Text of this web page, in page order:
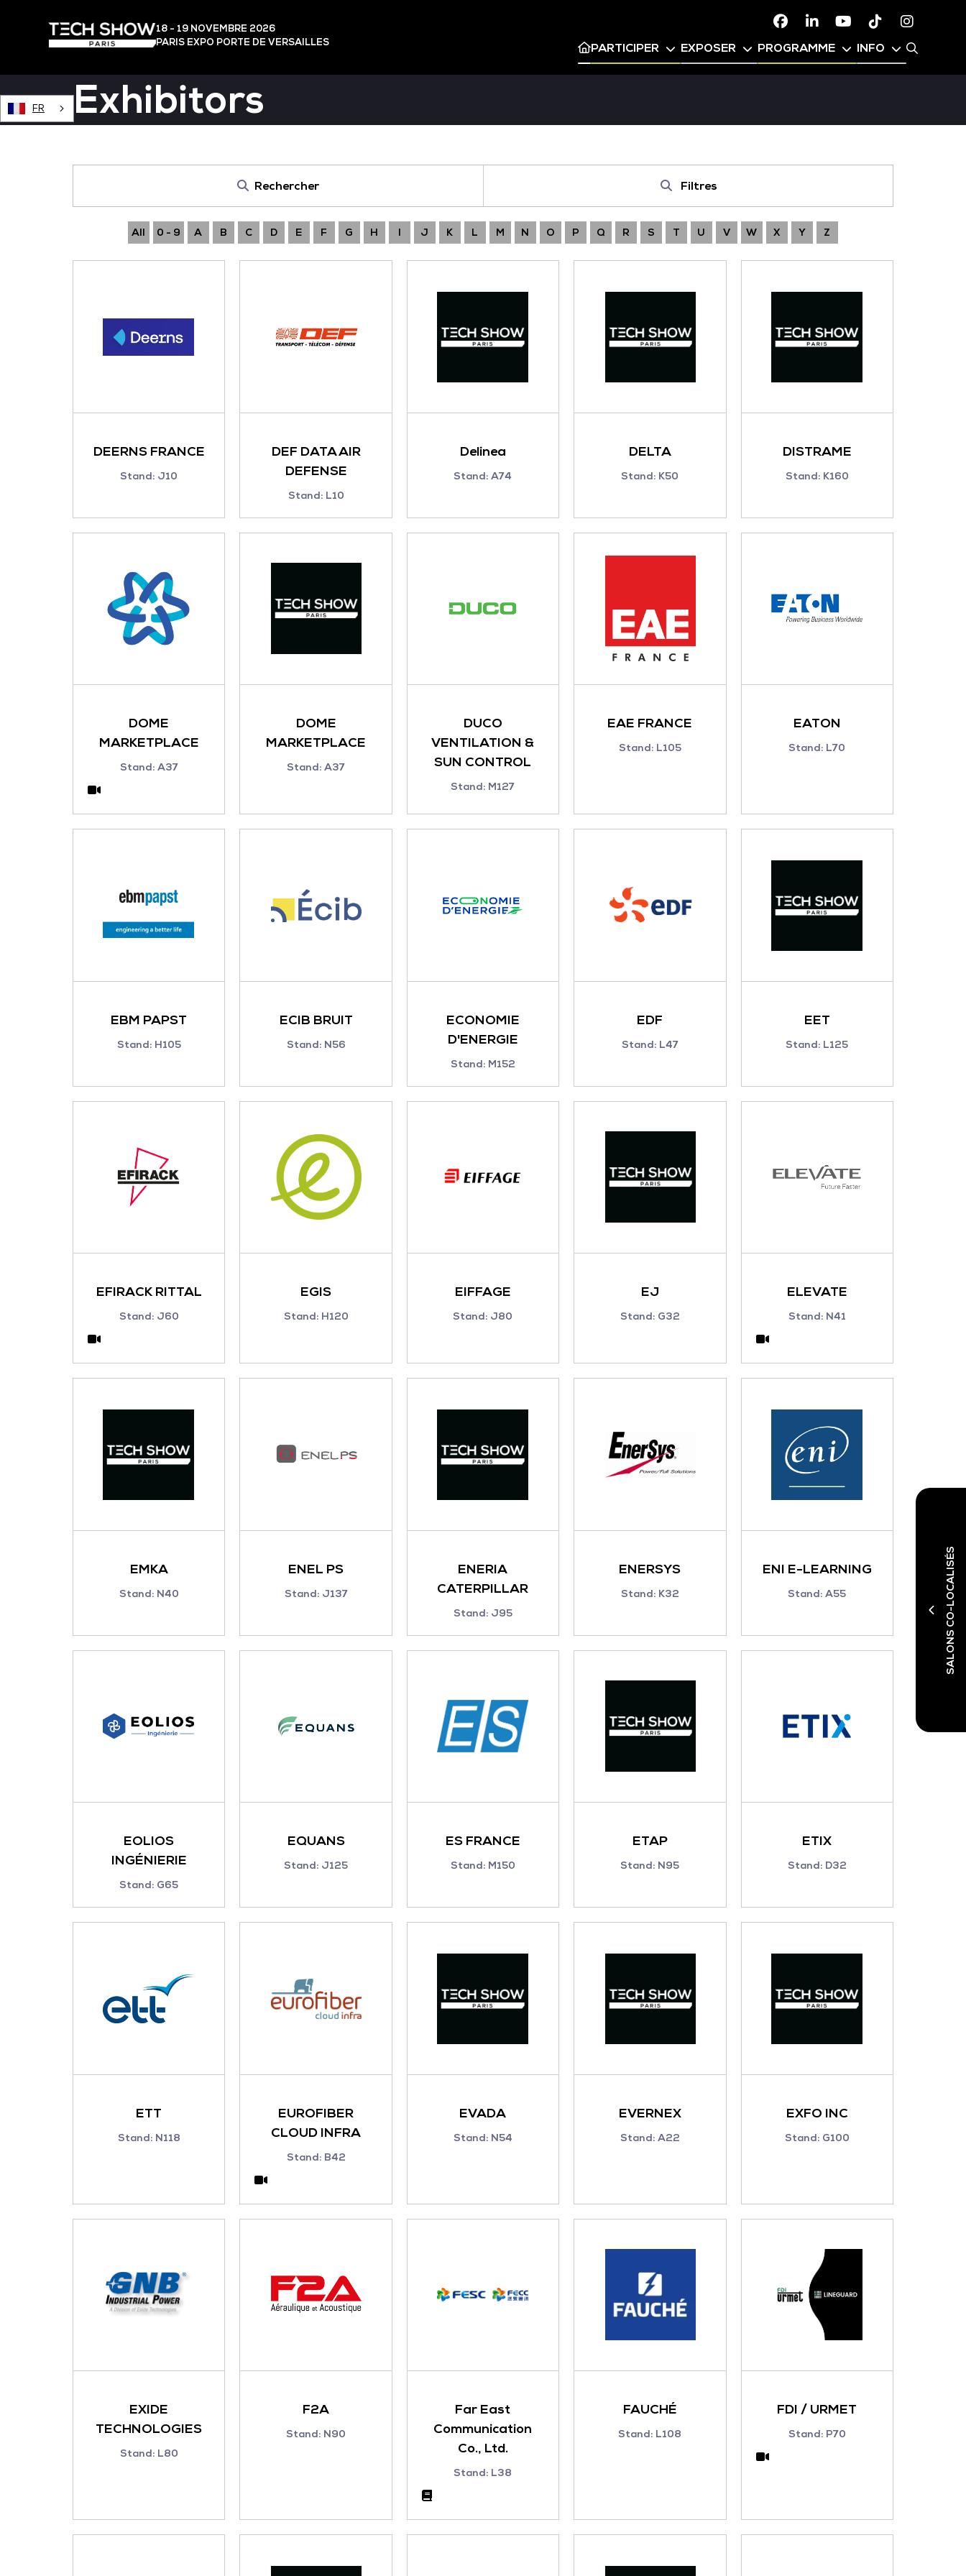
18 - 19 NOVEMBRE 2026
PARIS EXPO PORTE DE VERSAILLES
FacebookLinkedinYoutubeTikTok
PARTICIPER EXPOSER PROGRAMME INFO
FR
SALONS CO-LOCALISÉS
Exhibitors
Rechercher Filtres
All 0 - 9 A B C D E F G H I J K L M N O P Q R S T U V W X Y Z
DEERNS FRANCE
Stand: J10
DEF DATA AIR
DEFENSE
Stand: L10
Delinea
Stand: A74
DELTA
Stand: K50
DISTRAME
Stand: K160
DOME
MARKETPLACE
Stand: A37
DOME
MARKETPLACE
Stand: A37
DUCO
VENTILATION &
SUN CONTROL
Stand: M127
EAE FRANCE
Stand: L105
EATON
Stand: L70
EBM PAPST
Stand: H105
ECIB BRUIT
Stand: N56
ECONOMIE
D'ENERGIE
Stand: M152
EDF
Stand: L47
EET
Stand: L125
EFIRACK RITTAL
Stand: J60
EGIS
Stand: H120
EIFFAGE
Stand: J80
EJ
Stand: G32
ELEVATE
Stand: N41
EMKA
Stand: N40
ENEL PS
Stand: J137
ENERIA
CATERPILLAR
Stand: J95
ENERSYS
Stand: K32
ENI E-LEARNING
Stand: A55
EOLIOS
INGÉNIERIE
Stand: G65
EQUANS
Stand: J125
ES FRANCE
Stand: M150
ETAP
Stand: N95
ETIX
Stand: D32
ETT
Stand: N118
EUROFIBER
CLOUD INFRA
Stand: B42
EVADA
Stand: N54
EVERNEX
Stand: A22
EXFO INC
Stand: G100
EXIDE
TECHNOLOGIES
Stand: L80
F2A
Stand: N90
Far East
Communication
Co., Ltd.
Stand: L38
FAUCHÉ
Stand: L108
FDI / URMET
Stand: P70